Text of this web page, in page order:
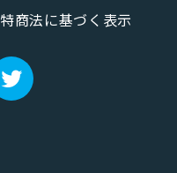
特商法に基づく表示